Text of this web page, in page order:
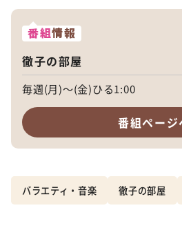
番組情報
徹子の部屋
毎週(月)～(金)ひる1:00
番組ページ
バラエティ・音楽 徹子の部屋